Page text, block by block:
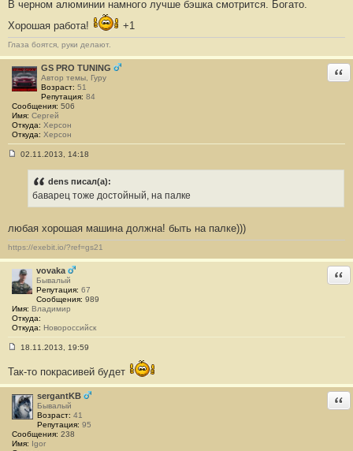
о
б
щ
и
е
#
4
В черном алюминии намного лучше бэшка смотрится. Богато.
Хорошая работа!
+1
Глаза боятся, руки делают.
GS PRO TUNING
Автор темы, Гуру
Возраст: 51
Репутация: 84
Сообщения: 506
Имя: Сергей
Откуда: Херсон
Откуда: Херсон
и
#
02.11.2013, 14:18
dens писал(а):
баварец тоже достойный, на палке
любая хорошая машина должна! быть на палке)))
https://exebit.io/?ref=gs21
vovaka
Бывалый
Репутация: 67
Сообщения: 989
Имя: Владимир
Откуда:
Откуда: Новороссийск
о
б
е
н
и
#
6
18.11.2013, 19:59
Так-то покрасивей будет
sergantKB
Бывалый
Возраст: 41
Репутация: 95
Сообщения: 238
Имя: Igor